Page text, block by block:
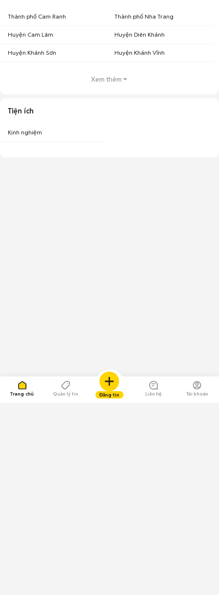
Trang chủ Quản lý tin Đăng tin Liên hệ Tài khoản
Thành phố Cam Ranh Thành phố Nha Trang
Huyện Cam Lâm Huyện Diên Khánh
Huyện Khánh Sơn Huyện Khánh Vĩnh
Xem thêm
Tiện ích
Kinh nghiệm